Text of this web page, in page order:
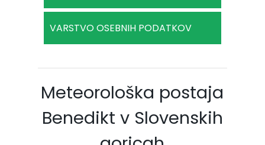
VARSTVO OSEBNIH PODATKOV
Meteorološka postaja
Benedikt v Slovenskih